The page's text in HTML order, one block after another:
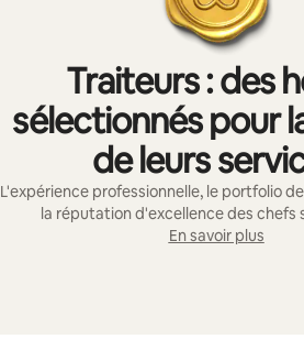
Traiteurs : des
sélectionnés pour
de leurs
L'expérience professionnelle, le portfolio
la réputation d'excellence des chefs
En savoir plus